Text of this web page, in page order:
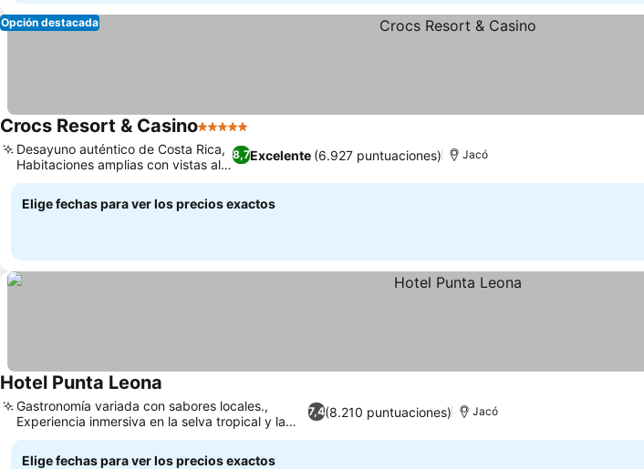
Opción destacada
Crocs Resort & Casino5 Estrellas
8,7Excelente (6.927 puntuaciones)
Desayuno auténtico de Costa Rica,
Habitaciones amplias con vistas al
mar
Jacó
Elige fechas para ver los precios exactos
Hotel Punta Leona
7,4(8.210 puntuaciones)
Gastronomía variada con sabores locales.,
Experiencia inmersiva en la selva tropical y la
vida silvestre
Jacó
Elige fechas para ver los precios exactos